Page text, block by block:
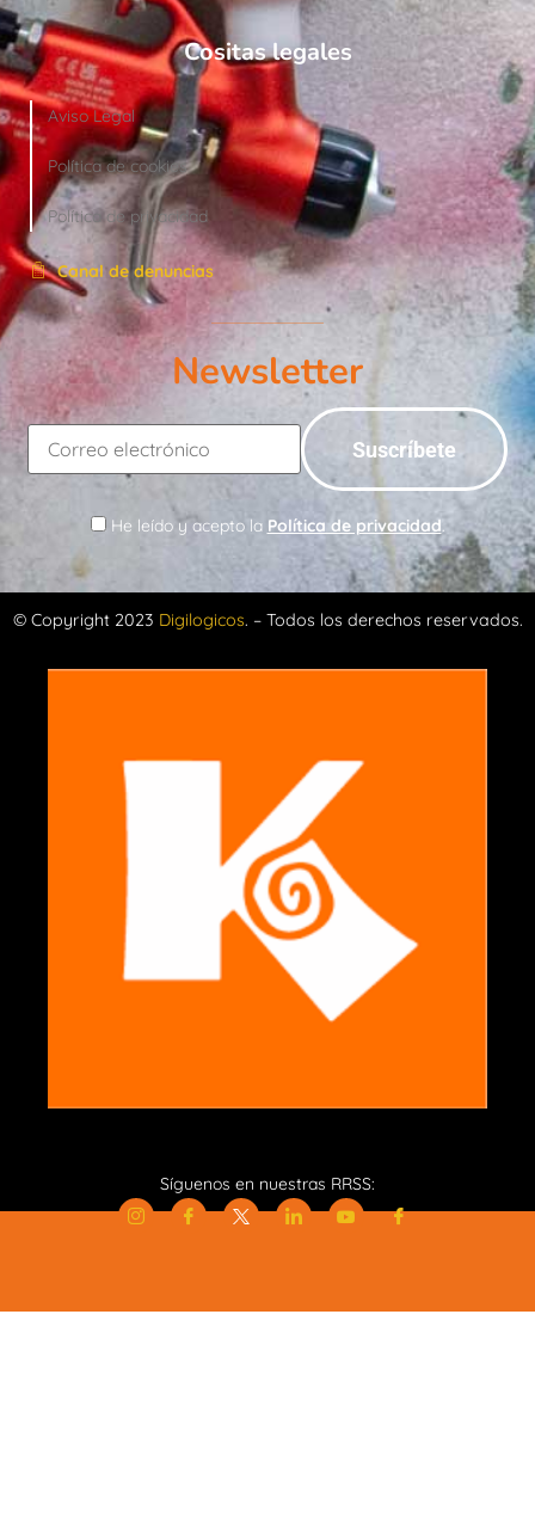
Cositas legales
Aviso Legal
Política de cookies
Política de privacidad
Canal de denuncias
Newsletter
He leído y acepto la Política de privacidad.
© Copyright 2023 Digilogicos. – Todos los derechos reservados.
Síguenos en nuestras RRSS: